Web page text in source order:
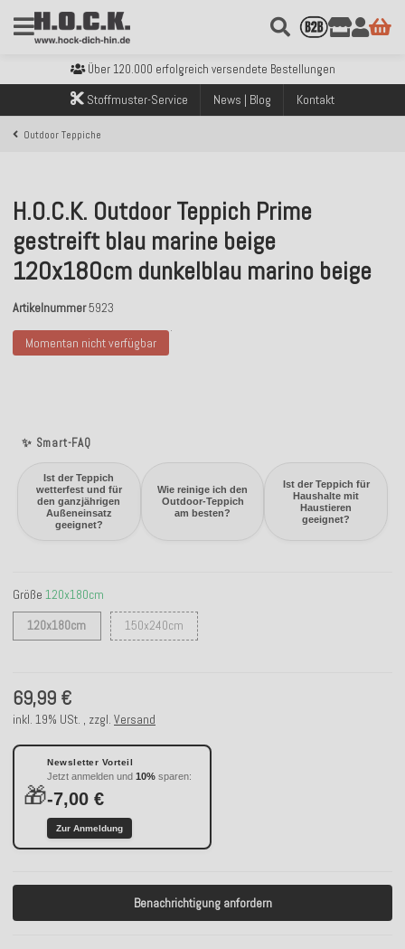
Kostenloser Versand innerhalb Deutschlands ab 99€ Bestellwert
Sicher bezahlen mit Klarna, PayPal & Amazon Pay
Kostenloser Versand innerhalb Deutschlands ab 99€ Bestellwert
Über 120.000 erfolgreich versendete Bestellungen
Kostenloser Versand innerhalb Deutschlands ab 99€ Bestellwert
Stoffmuster-Service News | Blog Kontakt
Outdoor Teppiche
Momentan nicht verfügbar
✨ Smart-FAQ
Ist der Teppich
wetterfest und für
den ganzjährigen
Außeneinsatz
geeignet?
Wie reinige ich den
Outdoor-Teppich
am besten?
Ist der Teppich für
Haushalte mit
Haustieren
geeignet?
H.O.C.K. Outdoor Teppich Prime
gestreift blau marine beige
120x180cm dunkelblau marino beige
Artikelnummer5923
Größe 120x180cm
120x180cm120x180cm150x240cm150x240cm
69,99 €
inkl. 19% USt. , zzgl. Versand
🎁
Newsletter Vorteil
Jetzt anmelden und 10% sparen:
-7,00 €
Zur Anmeldung
Benachrichtigung anfordern